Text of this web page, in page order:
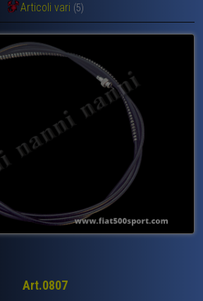
Articoli vari (5)
Art.0807